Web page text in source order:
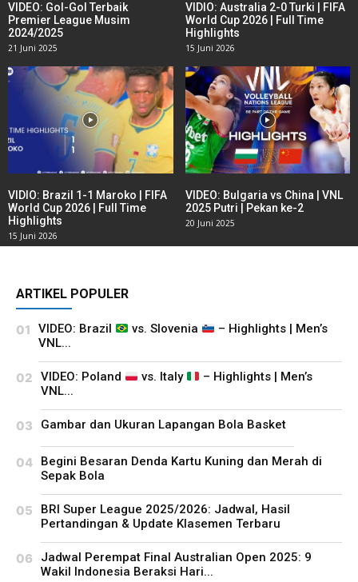
VIDEO: Gol-Gol Terbaik
Premier League Musim
2024/2025
21 Juni 2025
VIDIO: Australia 2-0 Turki | FIFA
World Cup 2026 | Full Time
Highlights
15 Juni 2026
VIDIO: Brazil 1-1 Maroko | FIFA
World Cup 2026 | Full Time
Highlights
15 Juni 2026
VIDEO: Bulgaria vs China | VNL
2025 Putri | Pekan ke-2
20 Juni 2025
ARTIKEL POPULER
VIDEO: Brazil vs. Slovenia
– Highlights | Men’s
VNL...
VIDEO: Poland vs. Italy
– Highlights | Men’s
VNL...
Gambar dan Ukuran Lapangan Bola Basket
Begini Besaran Denda Kartu Kuning dan Merah di
Sepak Bola
BRI Super League 2025/2026: Jadwal, Hasil
Pertandingan & Update Klasemen Terbaru
Jadwal Perempat Final Australian Open 2025: 9
Wakil Indonesia Beraksi Hari...